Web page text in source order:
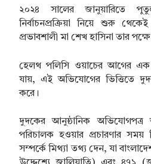
২০২৪ সালের জানুয়ারিতে
নির্বাচনপ্রক্রিয়া নিয়ে শুরু
প্রভাবশালী মা শেখ হাসিনা তার
হেলথ পলিসি ওয়াচের আগের এক
যায়, এই অভিযোগের ভিত্তিতে
করে।
দুদকের আনুষ্ঠানিক
পরিচালক হওয়ার প্রচারণার সময়
সম্পর্কে মিথ্যা তথ্য দেন, যা